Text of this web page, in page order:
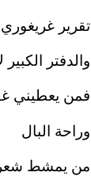
تقرير غريغوري
والدفتر الكبير
فمن يعطيني
وراحة البال
من يمشط